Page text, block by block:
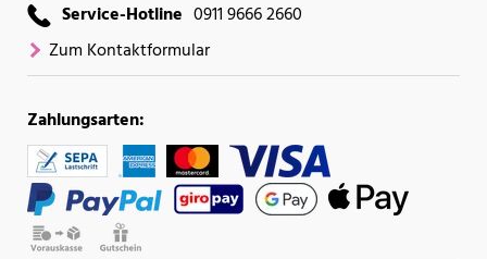
Service-Hotline 0911 9666 2660
Zum Kontaktformular
Zahlungsarten: